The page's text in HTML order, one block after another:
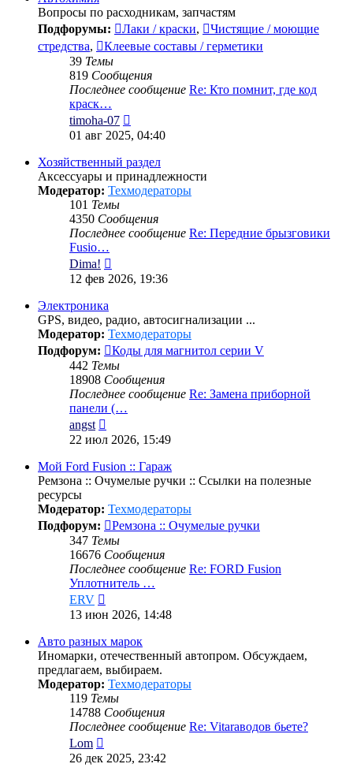
Вопросы по расходникам, запчастям
Подфорумы:
Лаки / краски,
Чистящие / моющие
стредства,
Клеевые составы / герметики
39 Темы
819 Сообщения
Последнее сообщение Re: Кто помнит, где код
краск…
timoha-07
сообщению
01 авг 2025, 04:40
Хозяйственный раздел
Аксессуары и принадлежности
Модератор: Техмодераторы
101 Темы
4350 Сообщения
Последнее сообщение Re: Передние брызговики
Fusio…
Dima!
к
12 фев 2026, 19:36
Электроника
GPS, видео, радио, автосигнализации ...
Модератор: Техмодераторы
Подфорум:
Коды для магнитол серии V
442 Темы
18908 Сообщения
Последнее сообщение Re: Замена приборной
панели (…
angst
к
сообщению
22 июл 2026, 15:49
Мой Ford Fusion :: Гараж
Ремзона :: Очумелые ручки :: Ссылки на полезные
ресурсы
Модератор: Техмодераторы
Подфорум:
Ремзона :: Очумелые ручки
347 Темы
16676 Сообщения
Последнее сообщение Re: FORD Fusion
Уплотнитель …
ERV
к
сообщению
13 июн 2026, 14:48
Авто разных марок
Иномарки, отечественный автопром. Обсуждаем,
предлагаем, выбираем.
Модератор: Техмодераторы
119 Темы
14788 Сообщения
Последнее сообщение Re: Vitaraводов бьете?
Lom
к
26 дек 2025, 23:42